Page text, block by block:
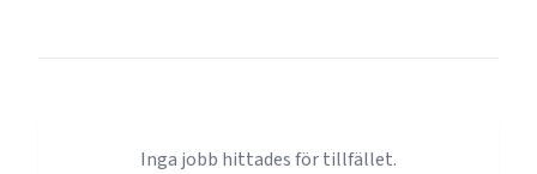
Inga jobb hittades för tillfället.